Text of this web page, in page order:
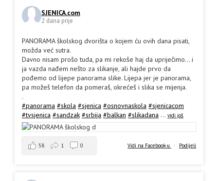
SJENICA.com
2 dana prije
PANORAMA školskog dvorišta o kojem ću ovih dana pisati,
možda već sutra.
Davno nisam prošo tuda, pa mi rekoše haj da upriječimo... i
ja vazda nađem nešto za slikanje, ali hajde prvo da
pođemo od lijepe panorama slike. Lijepa jer je panorama,
pa možeš telefon da pomeraš, okrećeš i slika se mijenja.
.
#panorama #skola #sjenica #osnovnaskola #sjenicacom
#tvsjenica #sandzak #srbija #balkan #slikadana ... vidi još
Vidi na Facebook-u · Podijeli
58 1 0